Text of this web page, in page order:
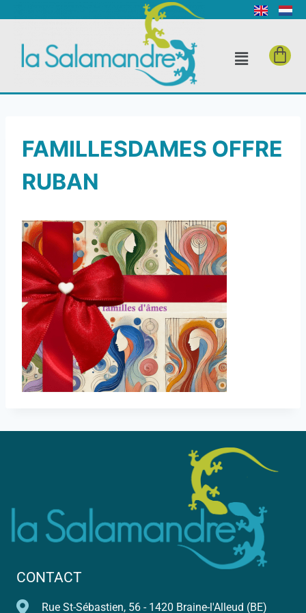
FAMILLESDAMES OFFRE
RUBAN
CONTACT
Rue St-Sébastien, 56 - 1420 Braine-l'Alleud (BE)